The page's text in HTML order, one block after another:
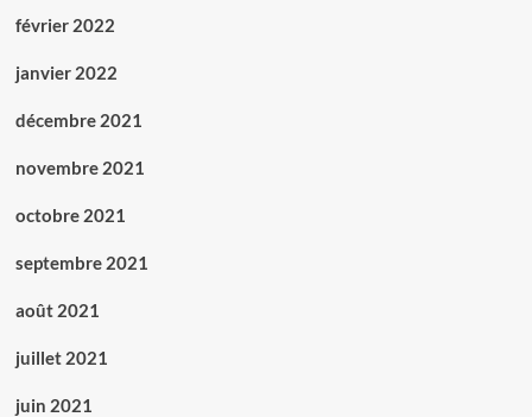
février 2022
janvier 2022
décembre 2021
novembre 2021
octobre 2021
septembre 2021
août 2021
juillet 2021
juin 2021